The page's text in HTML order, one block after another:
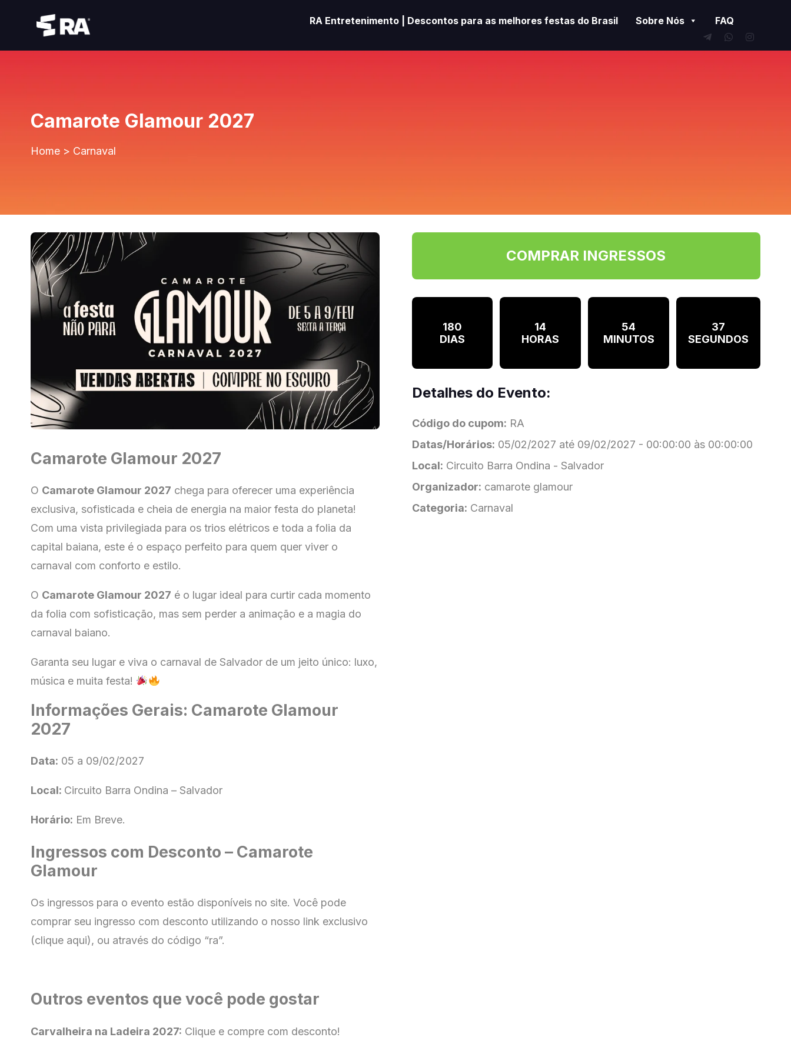
RA Entretenimento | Descontos para as melhores festas do Brasil Sobre Nós FAQ
Camarote Glamour 2027
Home > Carnaval
Camarote Glamour 2027
O Camarote Glamour 2027 chega para oferecer uma experiência
exclusiva, sofisticada e cheia de energia na maior festa do planeta!
Com uma vista privilegiada para os trios elétricos e toda a folia da
capital baiana, este é o espaço perfeito para quem quer viver o
carnaval com conforto e estilo.
O Camarote Glamour 2027 é o lugar ideal para curtir cada momento
da folia com sofisticação, mas sem perder a animação e a magia do
carnaval baiano.
Garanta seu lugar e viva o carnaval de Salvador de um jeito único: luxo,
música e muita festa!
Informações Gerais: Camarote Glamour
2027
Data: 05 a 09/02/2027
Local: Circuito Barra Ondina – Salvador
Horário: Em Breve.
Ingressos com Desconto – Camarote
Glamour
Os ingressos para o evento estão disponíveis no site. Você pode
comprar seu ingresso com desconto utilizando o nosso link exclusivo
(clique aqui), ou através do código “ra”.
Outros eventos que você pode gostar
Carvalheira na Ladeira 2027: Clique e compre com desconto!
COMPRAR INGRESSOS
180
DIAS
14
HORAS
54
MINUTOS
36
SEGUNDOS
Detalhes do Evento:
Código do cupom: RA
Datas/Horários: 05/02/2027 até 09/02/2027 - 00:00:00 às 00:00:00
Local: Circuito Barra Ondina - Salvador
Organizador: camarote glamour
Categoria: Carnaval